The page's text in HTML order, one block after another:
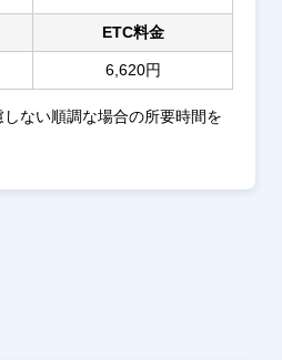
ETC料金
6,620円
ない順調な場合の所要時間を